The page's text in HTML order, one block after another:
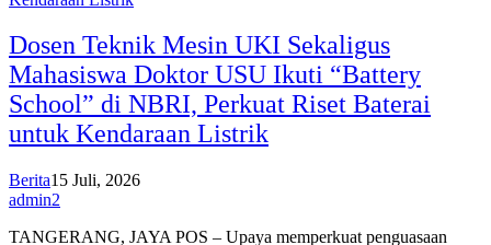
Dosen Teknik Mesin UKI Sekaligus
Mahasiswa Doktor USU Ikuti “Battery
School” di NBRI, Perkuat Riset Baterai
untuk Kendaraan Listrik
Berita15 Juli, 2026
admin2
TANGERANG, JAYA POS – Upaya memperkuat penguasaan